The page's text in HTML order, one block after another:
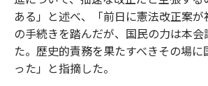
ある」と述べ、「前日に憲法改正案
の手続きを踏んだが、国民の力は本会
た。歴史的責務を果たすべきその場
った」と指摘した。